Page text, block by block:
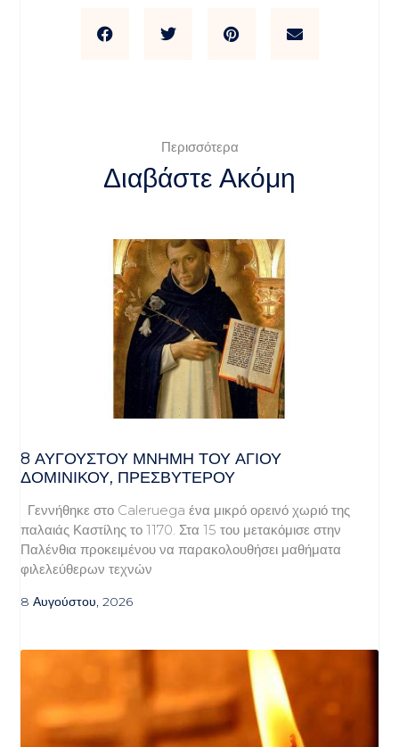
Περισσότερα
Διαβάστε Ακόμη
8 ΑΥΓΟΥΣΤΟΥ ΜΝΗΜΗ ΤΟΥ ΑΓΙΟΥ
ΔΟΜΙΝΙΚΟΥ, ΠΡΕΣΒΥΤΕΡΟΥ
Γεννήθηκε στο Caleruega ένα μικρό ορεινό χωριό της
παλαιάς Καστίλης το 1170. Στα 15 του μετακόμισε στην
Παλένθια προκειμένου να παρακολουθήσει μαθήματα
φιλελεύθερων τεχνών
8 Αυγούστου, 2026